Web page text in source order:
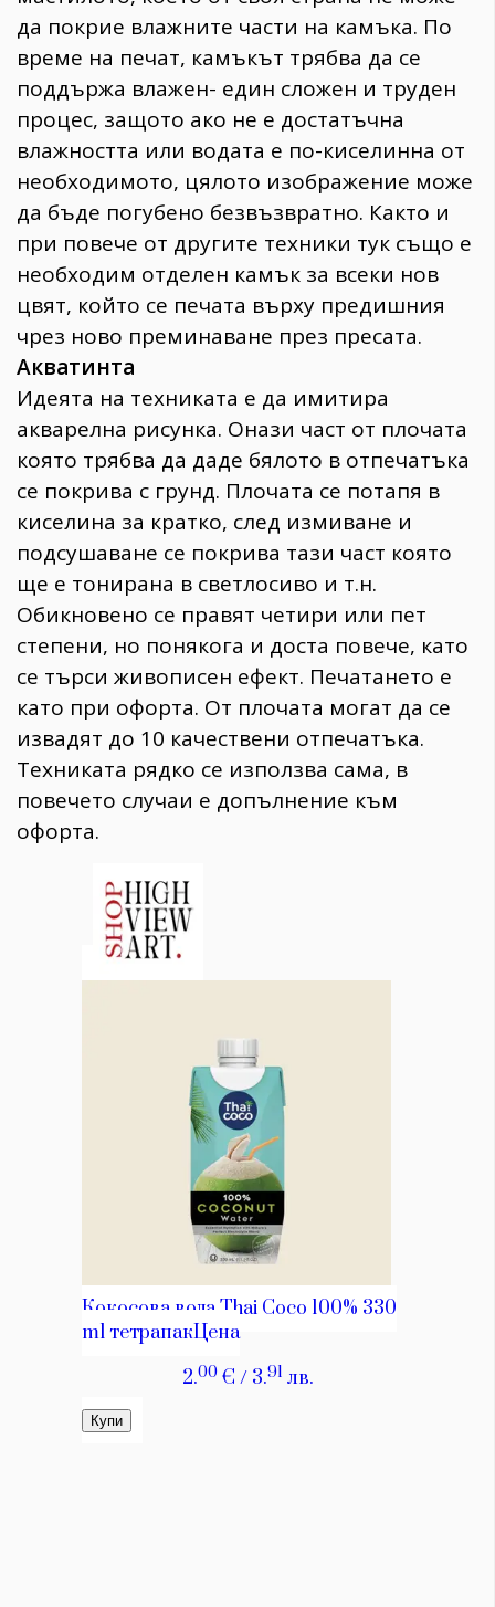
да покрие влажните части на камъка. По
време на печат, камъкът трябва да се
поддържа влажен- един сложен и труден
процес, защото ако не е достатъчна
влажността или водата е по-киселинна от
необходимото, цялото изображение може
да бъде погубено безвъзвратно. Както и
при повече от другите техники тук също е
необходим отделен камък за всеки нов
цвят, който се печата върху предишния
чрез ново преминаване през пресата.
Акватинта
Идеята на техниката е да имитира
акварелна рисунка. Онази част от плочата
която трябва да даде бялото в отпечатъка
се покрива с грунд. Плочата се потапя в
киселина за кратко, след измиване и
подсушаване се покрива тази част която
ще е тонирана в светлосиво и т.н.
Обикновено се правят четири или пет
степени, но понякога и доста повече, като
се търси живописен ефект. Печатането е
като при офорта. От плочата могат да се
извадят до 10 качествени отпечатъка.
Техниката рядко се използва сама, в
повечето случаи е допълнение към
офорта.